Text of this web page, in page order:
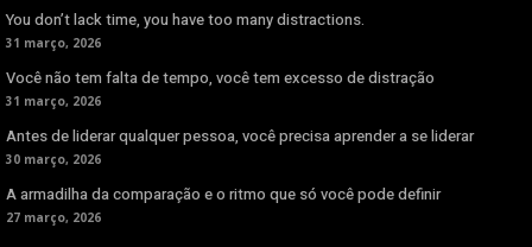
You don’t lack time, you have too many distractions.
31 março, 2026
Você não tem falta de tempo, você tem excesso de distração
31 março, 2026
Antes de liderar qualquer pessoa, você precisa aprender a se liderar
30 março, 2026
A armadilha da comparação e o ritmo que só você pode definir
27 março, 2026